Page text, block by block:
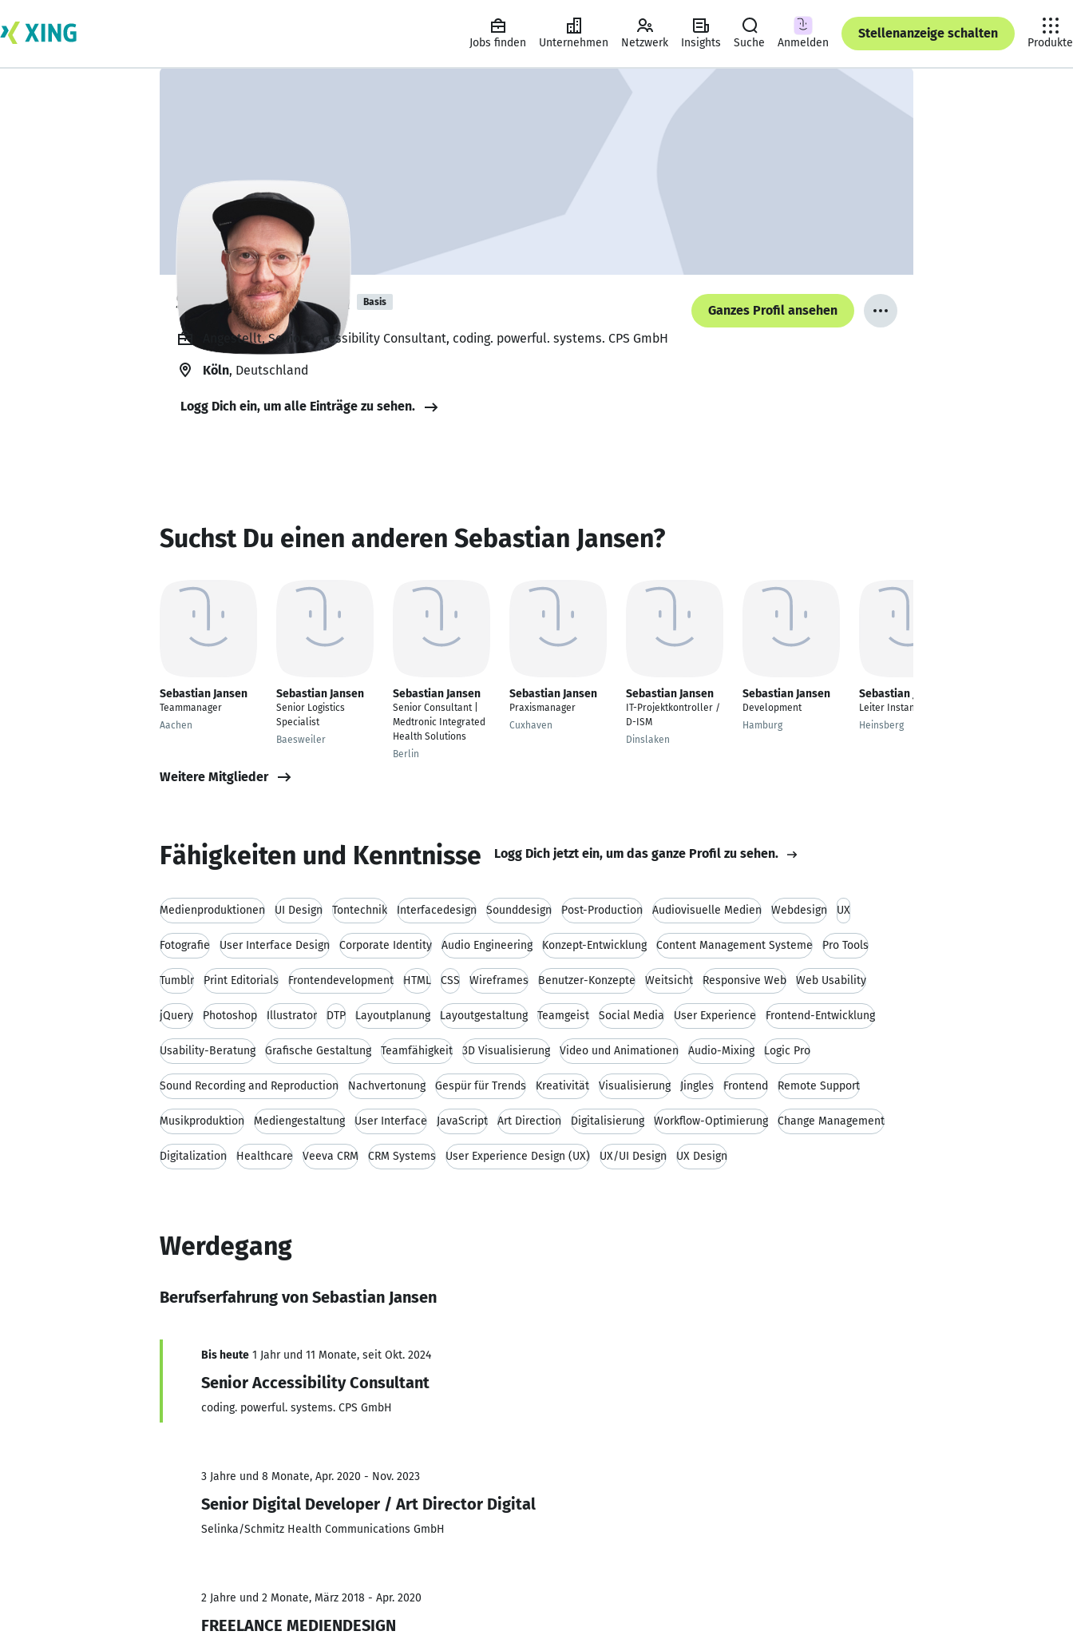
Jobs finden Unternehmen Netzwerk Insights Suche Anmelden
Stellenanzeige schalten
Produkte
Sebastian Jansen Basis
Ganzes Profil ansehen
Angestellt, Senior Accessibility Consultant, coding. powerful. systems. CPS GmbH
Köln, Deutschland
Logg Dich ein, um alle Einträge zu sehen.
Suchst Du einen anderen Sebastian Jansen?
Sebastian Jansen
Teammanager
Aachen
Sebastian Jansen
Senior Logistics
Specialist
Baesweiler
Sebastian Jansen
Senior Consultant |
Medtronic Integrated
Health Solutions
Berlin
Sebastian Jansen
Praxismanager
Cuxhaven
Sebastian Jansen
IT-Projektkontroller /
D-ISM
Dinslaken
Sebastian Jansen
Development
Hamburg
Sebastian Jansen
Leiter Instandhaltung
Heinsberg
Weitere Mitglieder
Fähigkeiten und Kenntnisse Logg Dich jetzt ein, um das ganze Profil zu sehen.
Medienproduktionen UI Design Tontechnik Interfacedesign Sounddesign Post-Production Audiovisuelle Medien Webdesign UX
Fotografie User Interface Design Corporate Identity Audio Engineering Konzept-Entwicklung Content Management Systeme Pro Tools
Tumblr Print Editorials Frontendevelopment HTML CSS Wireframes Benutzer-Konzepte Weitsicht Responsive Web Web Usability
jQuery Photoshop Illustrator DTP Layoutplanung Layoutgestaltung Teamgeist Social Media User Experience Frontend-Entwicklung
Usability-Beratung Grafische Gestaltung Teamfähigkeit 3D Visualisierung Video und Animationen Audio-Mixing Logic Pro
Sound Recording and Reproduction Nachvertonung Gespür für Trends Kreativität Visualisierung Jingles Frontend Remote Support
Musikproduktion Mediengestaltung User Interface JavaScript Art Direction Digitalisierung Workflow-Optimierung Change Management
Digitalization Healthcare Veeva CRM CRM Systems User Experience Design (UX) UX/UI Design UX Design
Werdegang
Berufserfahrung von Sebastian Jansen
Bis heute 1 Jahr und 11 Monate, seit Okt. 2024
Senior Accessibility Consultant
coding. powerful. systems. CPS GmbH
3 Jahre und 8 Monate, Apr. 2020 - Nov. 2023
Senior Digital Developer / Art Director Digital
Selinka/Schmitz Health Communications GmbH
2 Jahre und 2 Monate, März 2018 - Apr. 2020
FREELANCE MEDIENDESIGN